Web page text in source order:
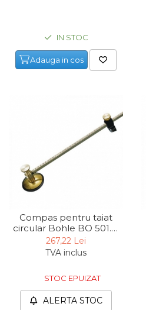
IN STOC
Adauga in cos
Compas pentru taiat
circular Bohle BO 501.0,
Ø600 mm
267,22 Lei
TVA inclus
STOC EPUIZAT
ALERTA STOC